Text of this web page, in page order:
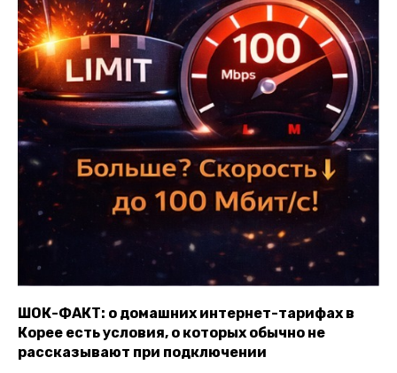
ШОК-ФАКТ: о домашних интернет-тарифах в
Корее есть условия, о которых обычно не
рассказывают при подключении